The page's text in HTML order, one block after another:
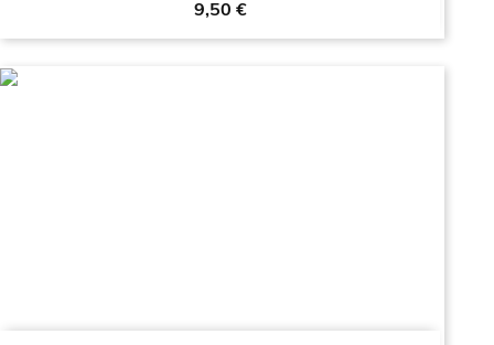
Prezzo
9,50 €